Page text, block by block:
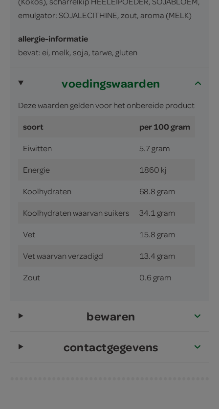
emulgator: SOJALECITHINE, zout, aroma (MELK)
allergie-informatie
bevat: ei, melk, soja, tarwe, gluten
voedingswaarden
Deze waarden gelden voor het onbereide product
soort per 100 gram
Eiwitten 5.7 gram
Energie 1860 kj
Koolhydraten 68.8 gram
Koolhydraten waarvan suikers 34.1 gram
Vet 15.8 gram
Vet waarvan verzadigd 13.4 gram
Zout 0.6 gram
bewaren
contactgegevens